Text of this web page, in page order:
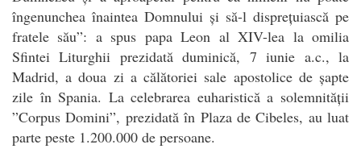
îngenunchea înaintea Domnului și să-l disprețuiască pe
fratele său”: a spus papa Leon al XIV-lea la omilia
Sfintei Liturghii prezidată duminică, 7 iunie a.c., la
Madrid, a doua zi a călătoriei sale apostolice de șapte
zile în Spania. La celebrarea euharistică a solemnității
”Corpus Domini”, prezidată în Plaza de Cibeles, au luat
parte peste 1.200.000 de persoane.